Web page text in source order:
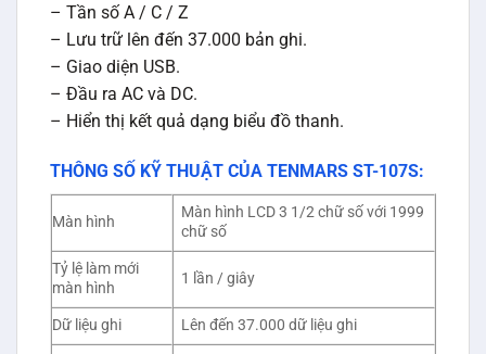
– Tần số A / C / Z
– Lưu trữ lên đến 37.000 bản ghi.
– Giao diện USB.
– Đầu ra AC và DC.
– Hiển thị kết quả dạng biểu đồ thanh.
THÔNG SỐ KỸ THUẬT CỦA TENMARS ST-107S:
Màn hình
Màn hình LCD 3 1/2 chữ số với 1999
chữ số
Tỷ lệ làm mới
màn hình
1 lần / giây
Dữ liệu ghi
Lên đến 37.000 dữ liệu ghi